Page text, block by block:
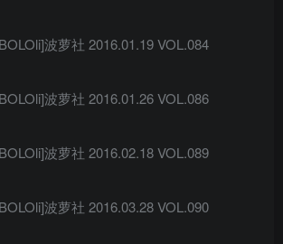
波萝社 2016.01.19 VOL.084
波萝社 2016.01.26 VOL.086
波萝社 2016.02.18 VOL.089
波萝社 2016.03.28 VOL.090